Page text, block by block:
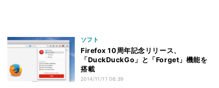
ソフト
Firefox 10周年記念リリース、
「DuckDuckGo」と「Forget」機能を
搭載
2014/11/11 06:39